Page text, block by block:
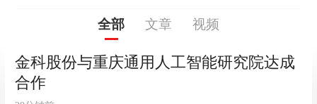
全部 文章 视频
金科股份与重庆通用人工智能研究院达成
合作